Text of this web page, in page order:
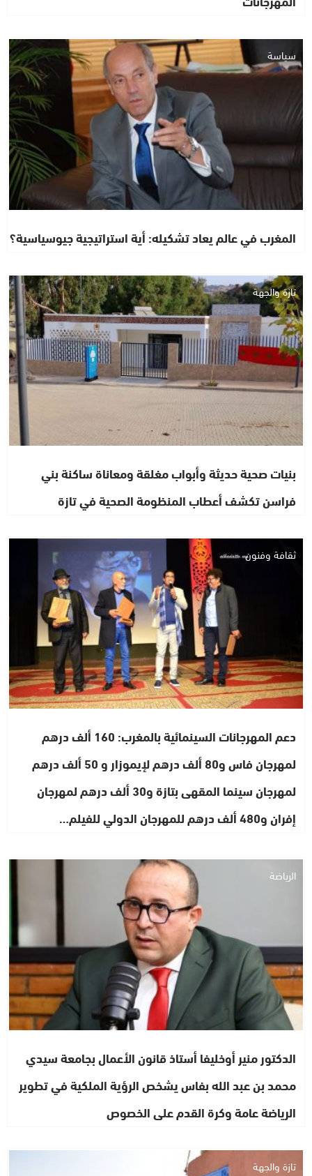
سياسة
المغرب في عالم يعاد تشكيله: أية استراتيجية جيوسياسية؟
تازة والجهة
بنيات صحية حديثة وأبواب مغلقة ومعاناة ساكنة بني
فراسن تكشف أعطاب المنظومة الصحية في تازة
ثقافة وفنون
دعم المهرجانات السينمائية بالمغرب: 160 ألف درهم
لمهرجان فاس و80 ألف درهم لإيموزار و 50 ألف درهم
لمهرجان سينما المقهى بتازة و30 ألف درهم لمهرجان
إفران و480 ألف درهم للمهرجان الدولي للفيلم…
الرياضة
الدكتور منير أوخليفا أستاذ قانون الأعمال بجامعة سيدي
محمد بن عبد الله بفاس يشخص الرؤية الملكية في تطوير
الرياضة عامة وكرة القدم على الخصوص
تازة والجهة